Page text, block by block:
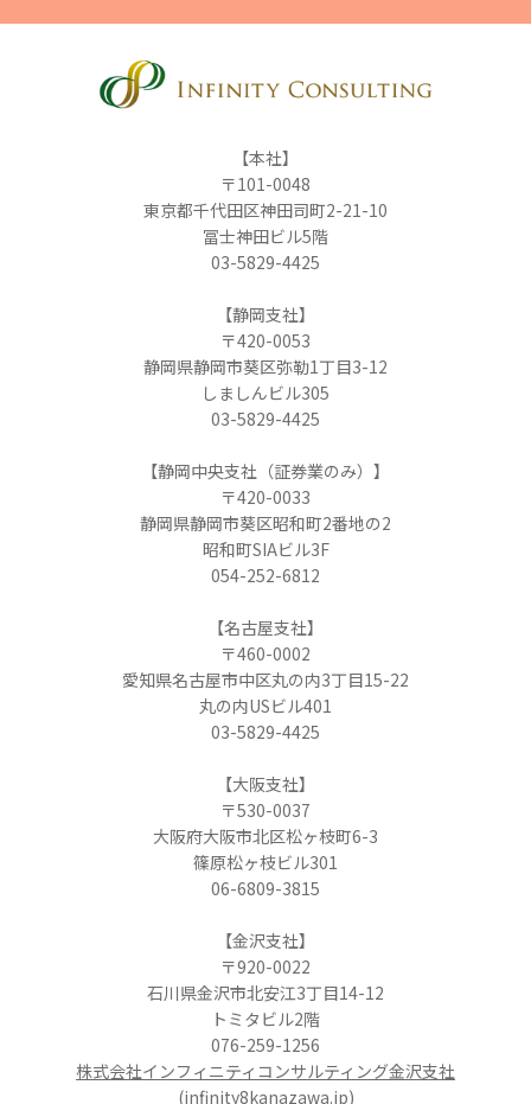
【本社】
〒101-0048
東京都千代田区神田司町2-21-10
冨士神田ビル5階
03-5829-4425
【静岡支社】
〒420-0053
静岡県静岡市葵区弥勒1丁目3-12
しましんビル305
03-5829-4425
【静岡中央支社（証券業のみ）】
〒420-0033
静岡県静岡市葵区昭和町2番地の2
昭和町SIAビル3F
054-252-6812
【名古屋支社】
〒460-0002
愛知県名古屋市中区丸の内3丁目15-22
丸の内USビル401
03-5829-4425
【大阪支社】
〒530-0037
大阪府大阪市北区松ヶ枝町6-3
篠原松ヶ枝ビル301
06-6809-3815
【金沢支社】
〒920-0022
石川県金沢市北安江3丁目14-12
トミタビル2階
076-259-1256
株式会社インフィニティコンサルティング金沢支社
(infinity8kanazawa.jp)